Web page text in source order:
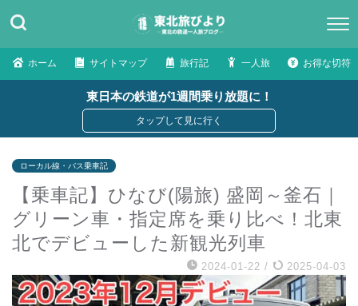
ホーム サイトマップ 旅行記 一人旅 お得な切符
東日本の鉄道が1週間乗り放題に！
ローカル線・バス乗車記
【乗車記】ひなび(陽旅) 盛岡～釜石｜
グリーン車・指定席を乗り比べ！北東
北でデビューした新観光列車
2024-01-22 / 2025-04-03